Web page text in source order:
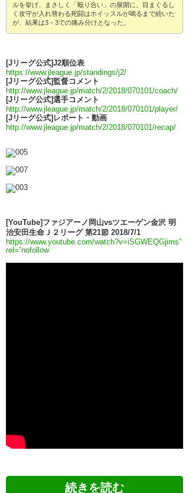
ルを挙げ、まさしく「殴り合い」の展開に。目まぐるし
く攻守が入れ替わる死闘はホイッスルが鳴るまで続いた
が、結果は3－3での痛み分けとなった。
[Jリーグ公式]J2順位表
https://www.jleague.jp/standings/j2/
[Jリーグ公式]監督コメント
http://www.jleague.jp/match/2/2018/070101/coach/
[Jリーグ公式]選手コメント
http://www.jleague.jp/match/2/2018/070101/player/
[Jリーグ公式]レポート・動画
http://www.jleague.jp/match/2/2018/070101/recap/
[YouTube]ファジアーノ岡山vsツエーゲン金沢 明
治安田生命Ｊ２リーグ 第21節 2018/7/1
https://www.youtube.com/watch?v=iSGWEQGjims”
rel=”nofollow